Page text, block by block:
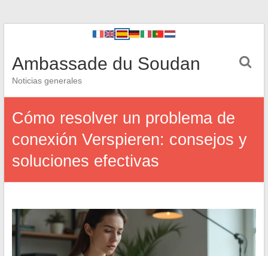
Ambassade du Soudan
Noticias generales
Cómo resolver un problema de
conexión Verspieren: consejos y
soluciones efectivas